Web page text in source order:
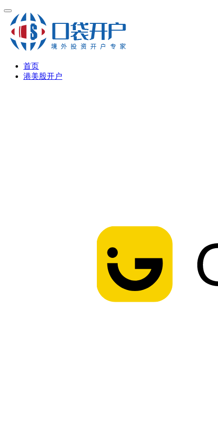
首页
港美股开户